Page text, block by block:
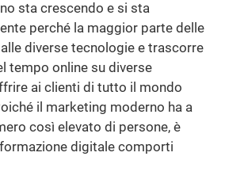
sta crescendo e si sta
perché la maggior parte delle
diverse tecnologie e trascorre
tempo online su diverse
ai clienti di tutto il mondo
il marketing moderno ha a
così elevato di persone, è
digitale comporti